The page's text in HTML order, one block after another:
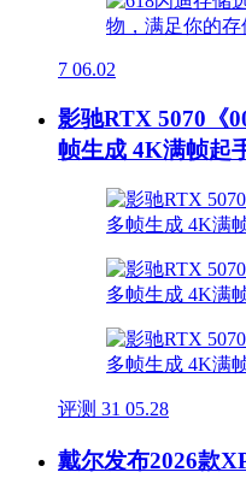
7 06.02
影驰RTX 5070《
帧生成 4K满帧起
评测 31 05.28
戴尔发布2026款